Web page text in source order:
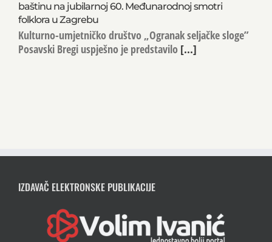
baštinu na jubilarnoj 60. Međunarodnoj smotri
folklora u Zagrebu
Kulturno-umjetničko društvo „Ogranak seljačke sloge”
Posavski Bregi uspješno je predstavilo [...]
IZDAVAČ ELEKTRONSKE PUBLIKACIJE